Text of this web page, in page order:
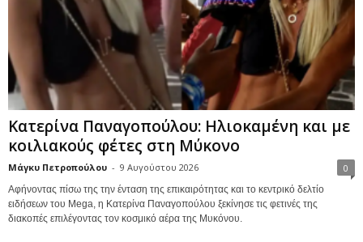
Κατερίνα Παναγοπούλου: Ηλιοκαμένη και με
κοιλιακούς φέτες στη Μύκονο
Μάγκυ Πετροπούλου - 9 Αυγούστου 2026 0
Αφήνοντας πίσω της την ένταση της επικαιρότητας και το κεντρικό δελτίο
ειδήσεων του Mega, η Κατερίνα Παναγοπούλου ξεκίνησε τις φετινές της
διακοπές επιλέγοντας τον κοσμικό αέρα της Μυκόνου.